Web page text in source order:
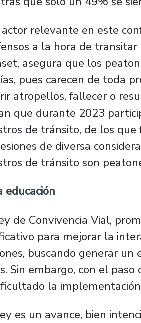
relevante en este
a la hora de
asegura que los
pues carecen de toda
atropellos, fallecer o
que durante 2023
de tránsito, de los
de diversa
de tránsito son
educación
de Convivencia Vial,
para mejorar la
buscando generar
Sin embargo, con el
la
es un avance, bien